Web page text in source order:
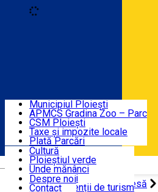
Română
Agenda evenimentelor
Știri Primărie
Turist în Ploiești
Contact
Municipiul Ploiești
APMCS Gradina Zoo – Parc
CSM Ploiești
Taxe și impozite locale
Plată Parcări
Cultură
Ploieștiul verde
Unde mănânci
Unde dormi
Ghizi și agenții de turism
Despre noi
Contact
Acasă Comunicate de presă